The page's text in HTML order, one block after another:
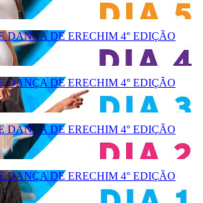
DANÇA DE ERECHIM 4° EDIÇÃO
DANÇA DE ERECHIM 4° EDIÇÃO
DANÇA DE ERECHIM 4° EDIÇÃO
DANÇA DE ERECHIM 4° EDIÇÃO